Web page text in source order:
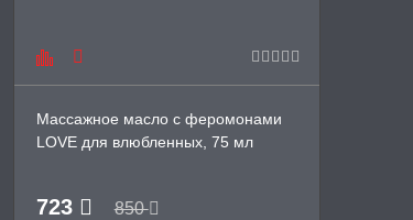
Массажное масло с феромонами
LOVE для влюбленных, 75 мл
723 850